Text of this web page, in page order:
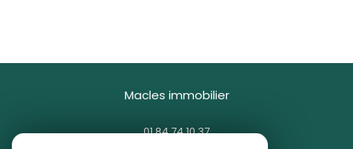
macles immobilier
01 84 74 10 37